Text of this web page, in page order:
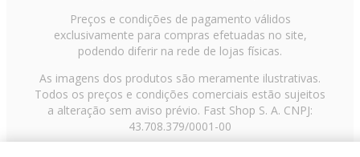
Preços e condições de pagamento válidos
exclusivamente para compras efetuadas no site,
podendo diferir na rede de lojas físicas.
As imagens dos produtos são meramente ilustrativas.
Todos os preços e condições comerciais estão sujeitos
a alteração sem aviso prévio. Fast Shop S. A. CNPJ:
43.708.379/0001-00